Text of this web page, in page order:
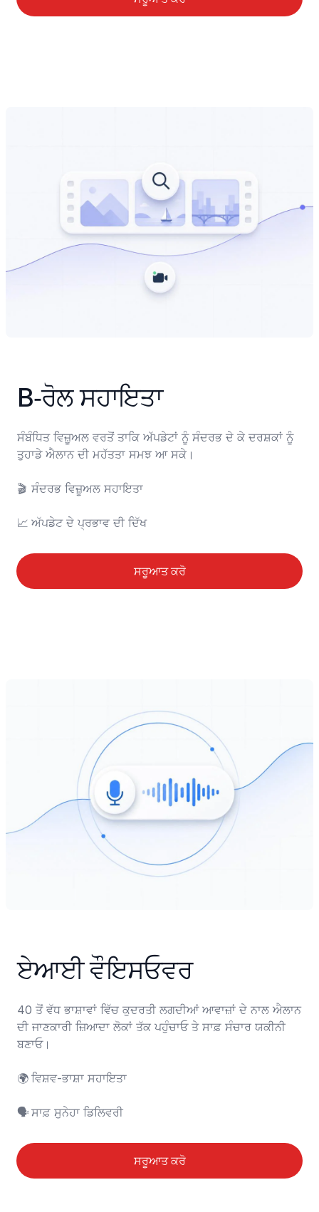
B‑ਰੋਲ ਸਹਾਇਤਾ
ਸੰਬੰਧਿਤ ਵਿਜ਼ੂਅਲ ਵਰਤੋਂ ਤਾਕਿ ਅੱਪਡੇਟਾਂ ਨੂੰ ਸੰਦਰਭ ਦੇ ਕੇ ਦਰਸ਼ਕਾਂ ਨੂੰ
ਤੁਹਾਡੇ ਐਲਾਨ ਦੀ ਮਹੱਤਤਾ ਸਮਝ ਆ ਸਕੇ।
🎬	ਸੰਦਰਭ ਵਿਜ਼ੂਅਲ ਸਹਾਇਤਾ
📈	ਅੱਪਡੇਟ ਦੇ ਪ੍ਰਭਾਵ ਦੀ ਦਿੱਖ
ਸਰੂਆਤ ਕਰੋ
ਏਆਈ ਵੌਇਸਓਵਰ
40 ਤੋਂ ਵੱਧ ਭਾਸ਼ਾਵਾਂ ਵਿੱਚ ਕੁਦਰਤੀ ਲਗਦੀਆਂ ਆਵਾਜ਼ਾਂ ਦੇ ਨਾਲ ਐਲਾਨ
ਦੀ ਜਾਣਕਾਰੀ ਜ਼ਿਆਦਾ ਲੋਕਾਂ ਤੱਕ ਪਹੁੰਚਾਓ ਤੇ ਸਾਫ਼ ਸੰਚਾਰ ਯਕੀਨੀ
ਬਣਾਓ।
🌍	ਵਿਸ਼ਵ-ਭਾਸ਼ਾ ਸਹਾਇਤਾ
🗣️	ਸਾਫ਼ ਸੁਨੇਹਾ ਡਿਲਿਵਰੀ
ਸਰੂਆਤ ਕਰੋ